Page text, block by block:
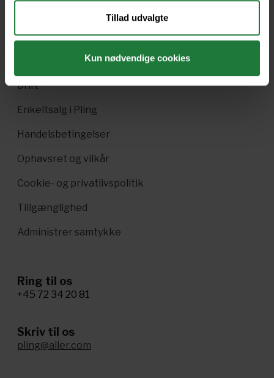
Tillad udvalgte
Kun nødvendige cookies
Danske magasiner
Ofte stillede spørgsmål
Drift
Enkeltsalg i Pling
Handelsbetingelser
Ophavsret og vilkår
Cookie- og privatlivspolitik
Tillgænglighed
Administrer samtykke
Ring til os
+45 72 34 20 81
Skriv til os
pling@aller.com